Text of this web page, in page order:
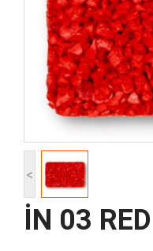
<
İN 03 RED